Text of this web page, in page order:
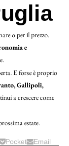
o per il prezzo.
e
E forse è proprio
Gallipoli,
a crescere come
estate.
Pocket Email